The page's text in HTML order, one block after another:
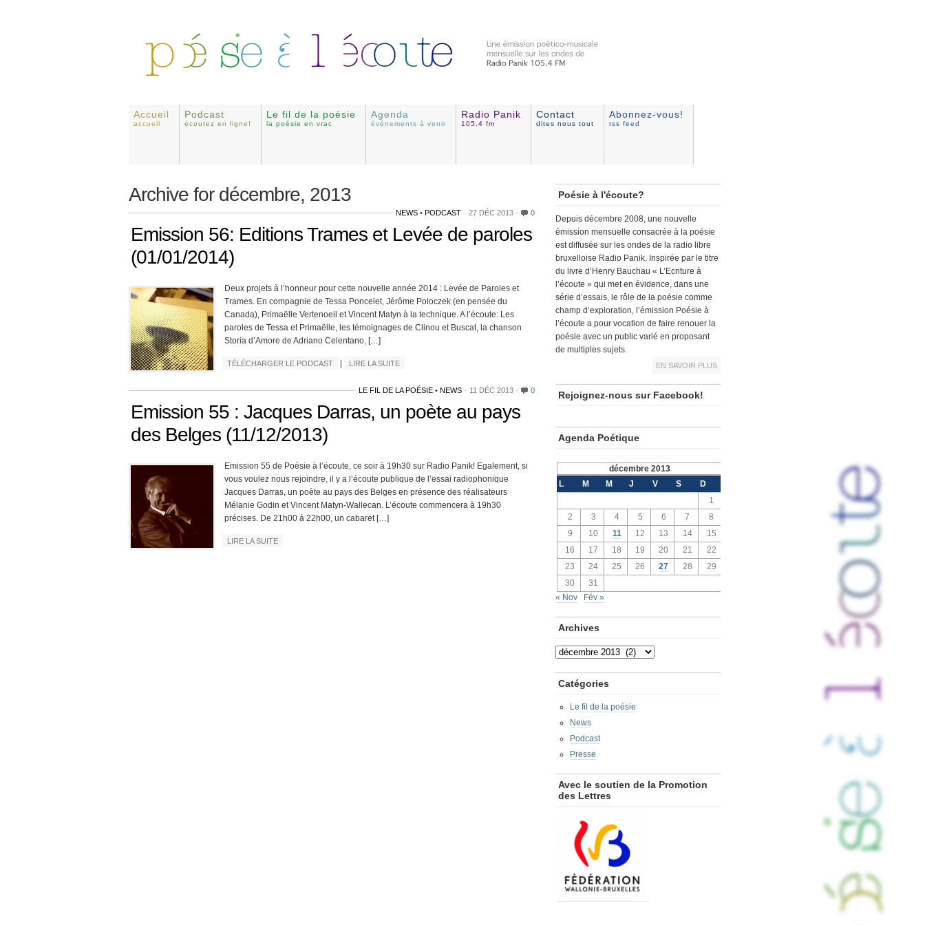
Accueil
accueil
Podcast
écoutez en ligne!
Le fil de la poésie
la poésie en vrac
Agenda
événements à venir
Radio Panik
105.4 fm
Contact
dites nous tout
Abonnez-vous!
rss feed
Archive for décembre, 2013
NEWS • PODCAST 27 DÉC 2013 0
Emission 56: Editions Trames et Levée de paroles
(01/01/2014)
Deux projets à l’honneur pour cette nouvelle année 2014 : Levée de Paroles et
Trames. En compagnie de Tessa Poncelet, Jérôme Poloczek (en pensée du
Canada), Primaëlle Vertenoeil et Vincent Matyn à la technique. A l’écoute: Les
paroles de Tessa et Primaëlle, les témoignages de Clinou et Buscat, la chanson
Storia d’Amore de Adriano Celentano, […]
TÉLÉCHARGER LE PODCAST LIRE LA SUITE
LE FIL DE LA POÉSIE • NEWS 11 DÉC 2013 0
Emission 55 : Jacques Darras, un poète au pays
des Belges (11/12/2013)
Emission 55 de Poésie à l’écoute, ce soir à 19h30 sur Radio Panik! Egalement, si
vous voulez nous rejoindre, il y a l’écoute publique de l’essai radio­pho­nique
Jacques Darras, un poète au pays des Belges en pré­sence des réa­li­sa­teurs
Mélanie Godin et Vincent Matyn-Wallecan. L’écoute com­men­cera à 19h30
précises. De 21h00 à 22h00, un caba­ret […]
LIRE LA SUITE
Poésie à l'écoute?
Depuis décembre 2008, une nouvelle
émission mensuelle consacrée à la poésie
est diffusée sur les ondes de la radio libre
bruxelloise Radio Panik. Inspirée par le titre
du livre d’Henry Bauchau « L’Ecriture à
l’écoute » qui met en évidence, dans une
série d’essais, le rôle de la poésie comme
champ d’exploration, l’émission Poésie à
l’écoute a pour vocation de faire renouer la
poésie avec un public varié en proposant
de multiples sujets.
EN SAVOIR PLUS
Rejoignez-nous sur Facebook!
Agenda Poétique
décembre 2013
L
M M J V S
D
1
2
3 4 5 6 7
8
9
10 11 12 13 14
15
16
17 18 19 20 21
22
23
24 25 26 27 28
29
30
31
« Nov
Fév »
Archives
Archives
Catégories
Le fil de la poésie
News
Podcast
Presse
Avec le soutien de la Promotion
des Lettres